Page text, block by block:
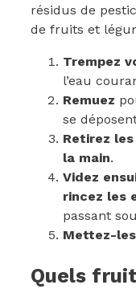
résidus de
de fruits et
Trempez
l’eau
Remuez
se
Retirez
la main.
Videz
rincez les
passant
Mettez-
Quels